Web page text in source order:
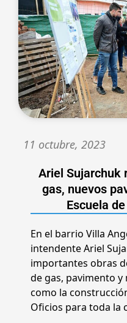
11 octubre, 2023
Ariel Sujarchuk
gas, nuevos
Escuela
En el barrio Villa
intendente Ariel
importantes obras
de gas, pavimento y
como la
Oficios para toda la